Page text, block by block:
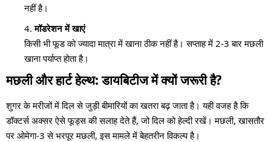
नहीं है।
मॉडरेशन में खाएं
किसी भी फूड को ज्यादा मात्रा में खाना ठीक नहीं है। सप्ताह में 2-3 बार मछली
खाना पर्याप्त होता है।
मछली और हार्ट हेल्थ: डायबिटीज में क्यों जरूरी है?
शुगर के मरीजों में दिल से जुड़ी बीमारियों का खतरा बढ़ जाता है। यही वजह है कि
डॉक्टर्स अक्सर ऐसे फूड्स की सलाह देते हैं, जो दिल को हेल्दी रखें। मछली, खासतौर
पर ओमेगा-3 से भरपूर मछली, इस मामले में बेहतरीन विकल्प है।